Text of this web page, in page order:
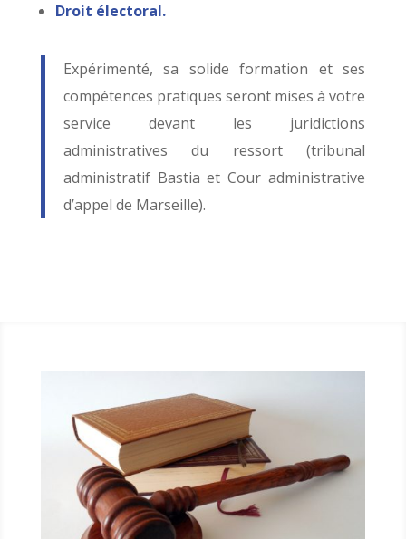
Droit électoral.
Expérimenté, sa solide formation et ses
compétences pratiques seront mises à votre
service devant les juridictions
administratives du ressort (tribunal
administratif Bastia et Cour administrative
d’appel de Marseille).